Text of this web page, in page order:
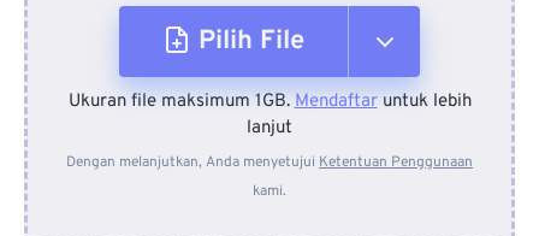
Pilih File
Dari Perangkat
Dari Dropbox
Ukuran file maksimum 1GB.Mendaftaruntuk lebih
lanjut
Dengan melanjutkan, Anda menyetujui Ketentuan Penggunaan
kami.